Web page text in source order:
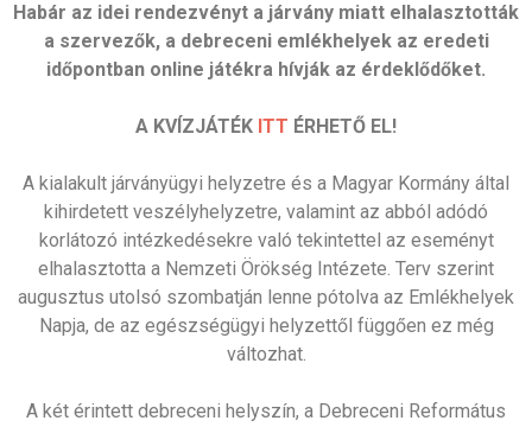
Habár az idei rendezvényt a járvány miatt elhalasztották
a szervezők, a debreceni emlékhelyek az eredeti
időpontban online játékra hívják az érdeklődőket.
A KVÍZJÁTÉK ITT ÉRHETŐ EL!
A kialakult járványügyi helyzetre és a Magyar Kormány által
kihirdetett veszélyhelyzetre, valamint az abból adódó
korlátozó intézkedésekre való tekintettel az eseményt
elhalasztotta a Nemzeti Örökség Intézete. Terv szerint
augusztus utolsó szombatján lenne pótolva az Emlékhelyek
Napja, de az egészségügyi helyzettől függően ez még
változhat.
A két érintett debreceni helyszín, a Debreceni Református